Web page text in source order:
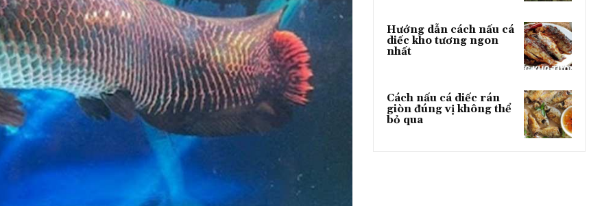
Hướng dẫn cách nấu cá
diếc kho tương ngon
nhất
Cách nấu cá diếc rán
giòn đúng vị không thể
bỏ qua